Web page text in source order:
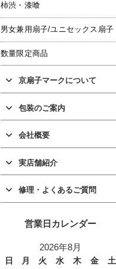
柿渋・漆喰
男女兼用扇子/ユニセックス扇子
数量限定商品
京扇子マークについて
包装のご案内
会社概要
実店舗紹介
修理・よくあるご質問
営業日カレンダー
2026年8月
日 月 火 水 木 金
土